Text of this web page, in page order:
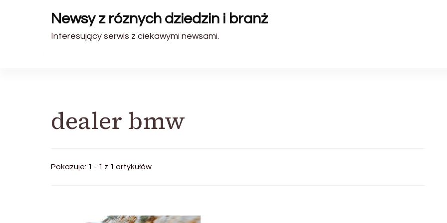
Newsy z róznych dziedzin i branż
Interesujący serwis z ciekawymi newsami.
dealer bmw
Pokazuje: 1 - 1 z 1 artykułów